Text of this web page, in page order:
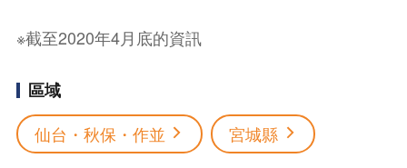
※截至2020年4月底的資訊
區域
仙台・秋保・作並
宮城縣